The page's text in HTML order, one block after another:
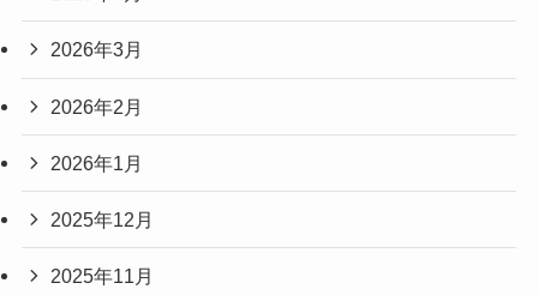
2026年3月
2026年2月
2026年1月
2025年12月
2025年11月